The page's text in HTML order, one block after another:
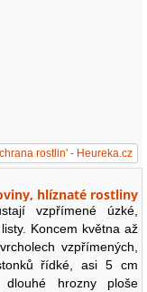
rostlin' - Heureka.cz
hlíznaté rostliny
vzpřímené úzké,
Koncem května až
vzpřímených,
řídké, asi 5 cm
hrozny ploše